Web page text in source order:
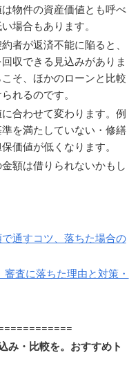
物件の資産価値とも呼べ
場合もあります。
者が返済不能に陥ると、
収できる見込みがありま
そ、ほかのローンと比較
れるのです。
合わせて変わります。例
を満たしていない・修繕
価値が低くなります。
額は借りられないかもし
通すコツ、落ちた場合の
査に落ちた理由と対策・
み・比較を。おすすめト